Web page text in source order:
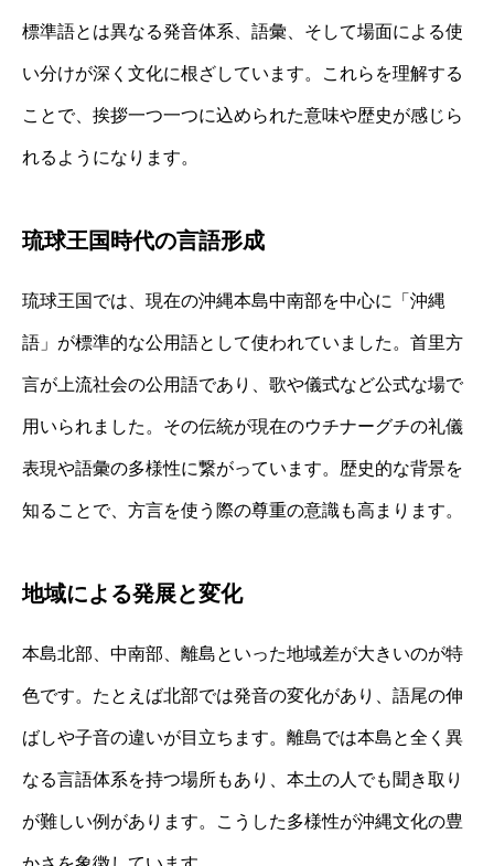
標準語とは異なる発音体系、語彙、そして場面による使
い分けが深く文化に根ざしています。これらを理解する
ことで、挨拶一つ一つに込められた意味や歴史が感じら
れるようになります。
琉球王国時代の言語形成
琉球王国では、現在の沖縄本島中南部を中心に「沖縄
語」が標準的な公用語として使われていました。首里方
言が上流社会の公用語であり、歌や儀式など公式な場で
用いられました。その伝統が現在のウチナーグチの礼儀
表現や語彙の多様性に繋がっています。歴史的な背景を
知ることで、方言を使う際の尊重の意識も高まります。
地域による発展と変化
本島北部、中南部、離島といった地域差が大きいのが特
色です。たとえば北部では発音の変化があり、語尾の伸
ばしや子音の違いが目立ちます。離島では本島と全く異
なる言語体系を持つ場所もあり、本土の人でも聞き取り
が難しい例があります。こうした多様性が沖縄文化の豊